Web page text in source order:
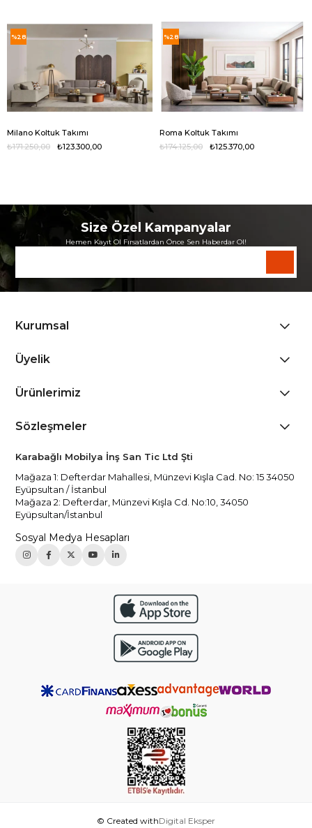
Milano Koltuk Takımı
₺123.300,00
₺171.250,00
%28
Roma Koltuk Takımı
₺125.370,00
₺174.125,00
%28
Size Özel Kampanyalar
Hemen Kayıt Ol Fırsatlardan Önce Sen Haberdar Ol!
Kurumsal
Üyelik
Ürünlerimiz
Sözleşmeler
Karabağlı Mobilya İnş San Tic Ltd Şti
Mağaza 1: Defterdar Mahallesi, Münzevi Kışla Cad. No: 15 34050
Eyüpsultan / İstanbul
Mağaza 2: Defterdar, Münzevi Kışla Cd. No:10, 34050
Eyüpsultan/İstanbul
Sosyal Medya Hesapları
© Created withDigital Eksper